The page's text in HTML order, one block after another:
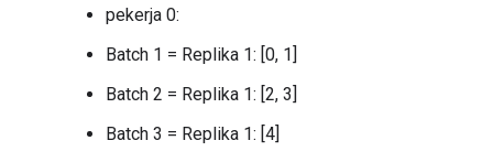
pekerja 0:
Batch 1 = Replika 1: [0, 1]
Batch 2 = Replika 1: [2, 3]
Batch 3 = Replika 1: [4]